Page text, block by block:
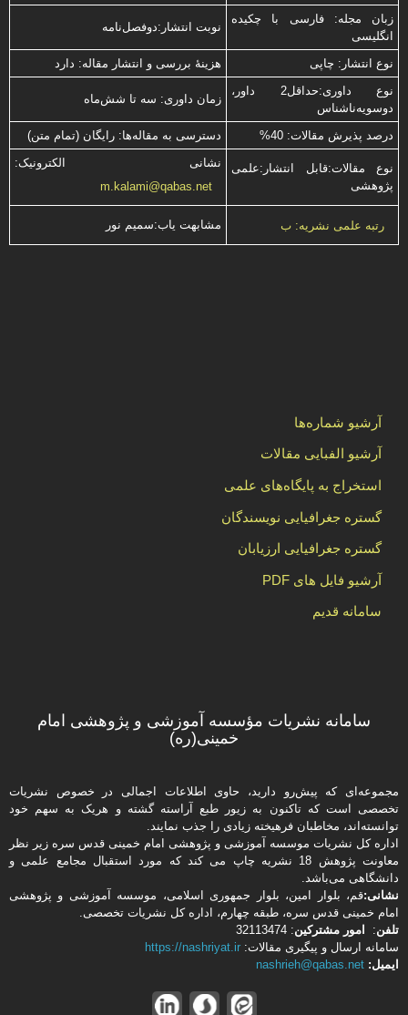
زبان مجله: فارسی با چكیده
انگلیسی
نوبت انتشار:دوفصل‌نامه
نوع انتشار: چاپی
هزینۀ بررسی و انتشار مقاله: دارد
نوع داوری:حداقل2 داور،
دوسویه‌ناشناس
زمان داوری: سه تا شش‌ماه
درصد پذیرش مقالات: 40% دسترسی به مقاله‌ها: رایگان (تمام متن)
نوع مقالات:قابل انتشار:علمی
پژوهشی
نشانی الکترونیک:
m.kalami@qabas.net
رتبه علمی نشریه: ب مشابهت ياب:سميم نور
آرشیو شماره‌ها
آرشیو الفبایی مقالات
استخراج به پایگاه‌های علمی
گستره جغرافیایی نویسندگان
گستره جغرافیایی ارزیابان
آرشیو فایل های PDF
سامانه قدیم
سامانه نشریات مؤسسه آموزشی و پژوهشی امام
خمینی(ره)
مجموعه‌ای که پیش‌رو دارید،‌ حاوی اطلاعات اجمالی در خصوص نشریات
تخصصی است که تاکنون به زیور طبع آراسته گشته و هریک به سهم خود
توانسته‌اند، مخاطبان فرهیخته‌ زیادی را جذب نمایند.
اداره كل نشریات موسسه آموزشی و پژوهشی امام خمینی قدس سره زیر نظر
معاونت پژوهش 18 نشریه چاپ می کند که مورد استقبال مجامع علمی و
دانشگاهی می‌باشد.
نشانی:قم، بلوار امین، بلوار جمهوری اسلامی، موسسه آموزشی و پژوهشی
امام خمینی قدس سره، طبقه چهارم، اداره كل نشریات تخصصی.
تلفن: امور مشتركین: 32113474
سامانه ارسال و پیگیری مقالات: https://nashriyat.ir
ایمیل: nashrieh@qabas.net